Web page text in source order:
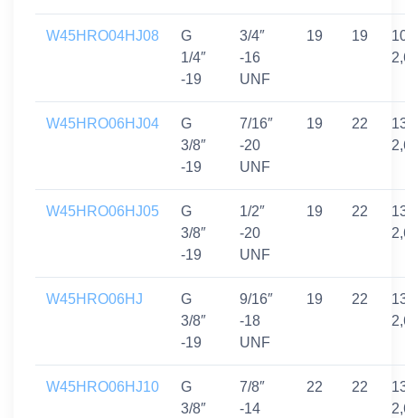
W45HRO04HJ08
G
1/4″
-19
3/4″
-16
UNF
19 19
W45HRO06HJ04
G
3/8″
-19
7/16″
-20
UNF
19 22
W45HRO06HJ05
G
3/8″
-19
1/2″
-20
UNF
19 22
W45HRO06HJ
G
3/8″
-19
9/16″
-18
UNF
19 22
W45HRO06HJ10
G
3/8″
7/8″
-14
22 22